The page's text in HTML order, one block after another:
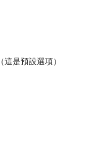
是預設選項）